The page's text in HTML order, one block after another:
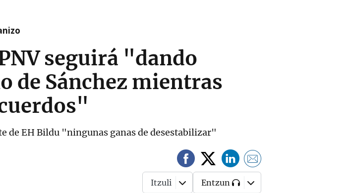
seguirá "dando
de Sánchez mientras
de EH Bildu "ningunas ganas de desestabilizar"
Itzuli Entzun